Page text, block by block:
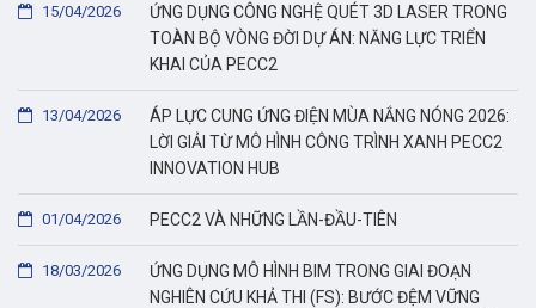
ỨNG DỤNG CÔNG NGHỆ QUÉT 3D LASER TRONG
TOÀN BỘ VÒNG ĐỜI DỰ ÁN: NĂNG LỰC TRIỂN
KHAI CỦA PECC2
15/04/2026
ÁP LỰC CUNG ỨNG ĐIỆN MÙA NẮNG NÓNG 2026:
LỜI GIẢI TỪ MÔ HÌNH CÔNG TRÌNH XANH PECC2
INNOVATION HUB
13/04/2026
PECC2 VÀ NHỮNG LẦN-ĐẦU-TIÊN
01/04/2026
ỨNG DỤNG MÔ HÌNH BIM TRONG GIAI ĐOẠN
NGHIÊN CỨU KHẢ THI (FS): BƯỚC ĐỆM VỮNG
18/03/2026